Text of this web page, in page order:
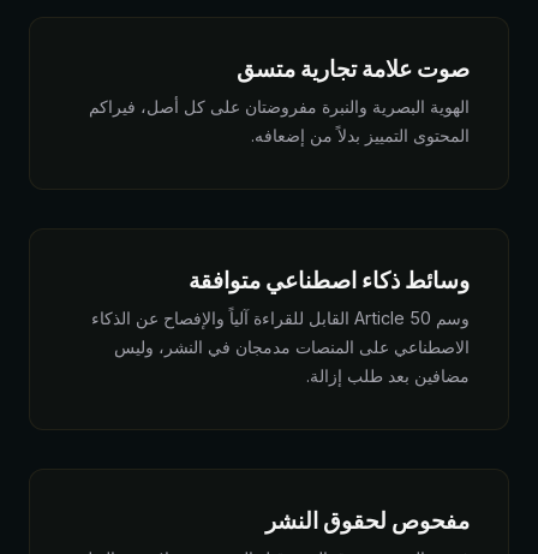
صوت علامة تجارية متسق
الهوية البصرية والنبرة مفروضتان على كل أصل، فيراكم
المحتوى التمييز بدلاً من إضعافه.
وسائط ذكاء اصطناعي متوافقة
وسم Article 50 القابل للقراءة آلياً والإفصاح عن الذكاء
الاصطناعي على المنصات مدمجان في النشر، وليس
مضافين بعد طلب إزالة.
مفحوص لحقوق النشر